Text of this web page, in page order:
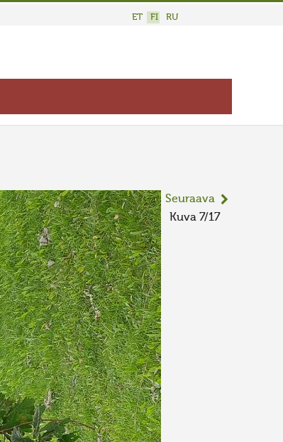
ET FI RU
Seuraava
Kuva 7/17